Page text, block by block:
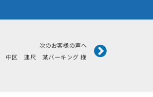
次のお客様の声へ
中区 連尺 某パーキング 様
Next